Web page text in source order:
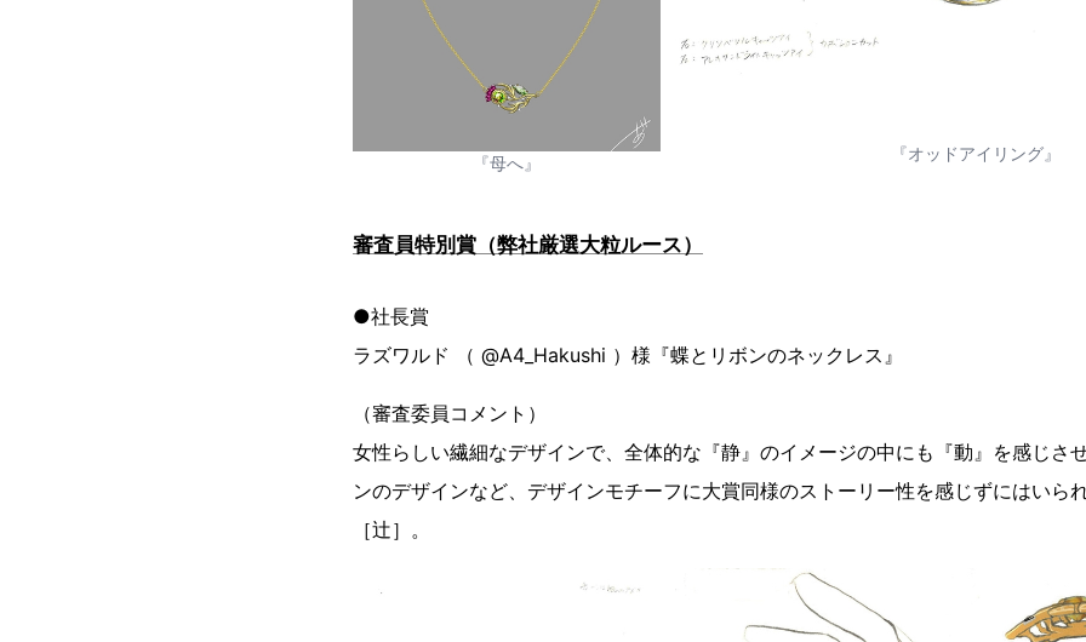
『母へ』 『オッドアイリング』
審査員特別賞（弊社厳選大粒ルース）
●社長賞
ラズワルド （ @A4_Hakushi ）様『蝶とリボンのネックレス』
（審査委員コメント）
女性らしい繊細なデザインで、全体的な『静』のイメージの中にも『動』を感じさ
ンのデザインなど、デザインモチーフに大賞同様のストーリー性を感じずにはいら
［辻］。